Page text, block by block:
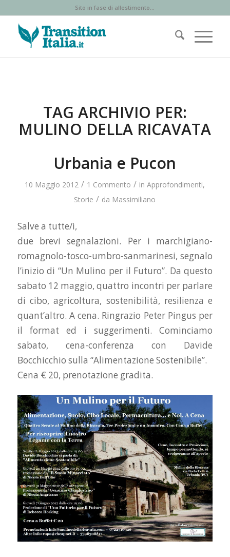
Sito in fase di allestimento...
TAG ARCHIVIO PER:
MULINO DELLA RICAVATA
Urbania e Pucon
10 Maggio 2012 / 1 Commento / inApprofondimenti,
Storie / da Massimiliano
Salve a tutte/i,
due brevi segnalazioni. Per i marchigiano-
romagnolo-tosco-umbro-sanmarinesi, segnalo
l’inizio di “Un Mulino per il Futuro”. Da questo
sabato 12 maggio, quattro incontri per parlare
di cibo, agricoltura, sostenibilità, resilienza e
quant’altro. A cena. Ringrazio Peter Pingus per
il format ed i suggerimenti. Cominciamo
sabato, cena-conferenza con Davide
Bocchicchio sulla “Alimentazione Sostenibile”.
Cena € 20, prenotazione gradita.